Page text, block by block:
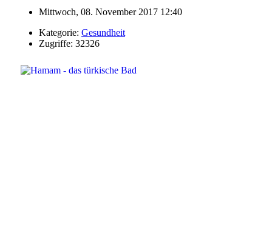
Mittwoch, 08. November 2017 12:40
Kategorie: Gesundheit
Zugriffe: 32326